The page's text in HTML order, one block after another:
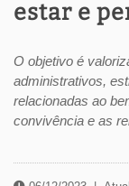
estar e
O objetivo é
administrativos,
relacionadas ao
convivência e as